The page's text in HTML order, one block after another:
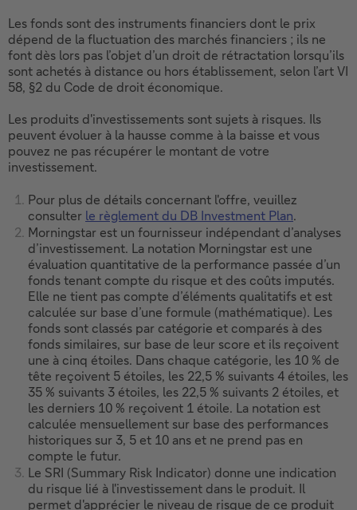
Les fonds sont des instruments financiers dont le prix
dépend de la fluctuation des marchés financiers ; ils ne
font dès lors pas l’objet d’un droit de rétractation lorsqu’ils
sont achetés à distance ou hors établissement, selon l’art VI
58, §2 du Code de droit économique.
Les produits d'investissements sont sujets à risques. Ils
peuvent évoluer à la hausse comme à la baisse et vous
pouvez ne pas récupérer le montant de votre
investissement.
Pour plus de détails concernant l'offre, veuillez
consulter le règlement du DB Investment Plan
Ce
lien
ouvrira
dans
une
nouvelle
fenêtre.
.
Morningstar est un fournisseur indépendant d’analyses
d’investissement. La notation Morningstar est une
évaluation quantitative de la performance passée d’un
fonds tenant compte du risque et des coûts imputés.
Elle ne tient pas compte d’éléments qualitatifs et est
calculée sur base d’une formule (mathématique). Les
fonds sont classés par catégorie et comparés à des
fonds similaires, sur base de leur score et ils reçoivent
une à cinq étoiles. Dans chaque catégorie, les 10 % de
tête reçoivent 5 étoiles, les 22,5 % suivants 4 étoiles, les
35 % suivants 3 étoiles, les 22,5 % suivants 2 étoiles, et
les derniers 10 % reçoivent 1 étoile. La notation est
calculée mensuellement sur base des performances
historiques sur 3, 5 et 10 ans et ne prend pas en
compte le futur.
Le SRI (Summary Risk Indicator) donne une indication
du risque lié à l'investissement dans le produit. Il
permet d'apprécier le niveau de risque de ce produit